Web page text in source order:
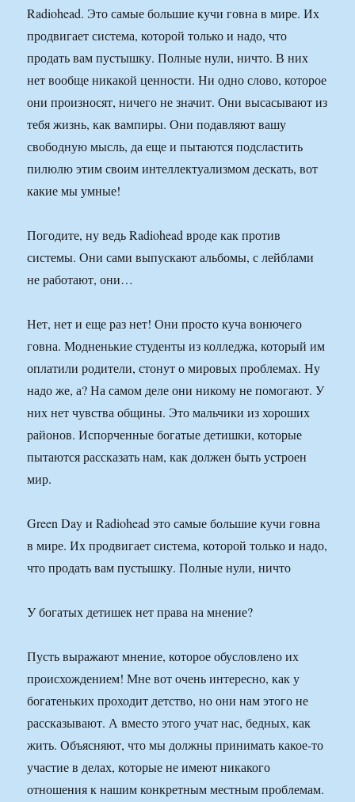
Radiohead. Это самые большие кучи говна в мире. Их
продвигает система, которой только и надо, что
продать вам пустышку. Полные нули, ничто. В них
нет вообще никакой ценности. Ни одно слово, которое
они произносят, ничего не значит. Они высасывают из
тебя жизнь, как вампиры. Они подавляют вашу
свободную мысль, да еще и пытаются подсластить
пилюлю этим своим интеллектуализмом дескать, вот
какие мы умные!
Погодите, ну ведь Radiohead вроде как против
системы. Они сами выпускают альбомы, с лейблами
не работают, они…
Нет, нет и еще раз нет! Они просто куча вонючего
говна. Модненькие студенты из колледжа, который им
оплатили родители, стонут о мировых проблемах. Ну
надо же, а? На самом деле они никому не помогают. У
них нет чувства общины. Это мальчики из хороших
районов. Испорченные богатые детишки, которые
пытаются рассказать нам, как должен быть устроен
мир.
Green Day и Radiohead это самые большие кучи говна
в мире. Их продвигает система, которой только и надо,
что продать вам пустышку. Полные нули, ничто
У богатых детишек нет права на мнение?
Пусть выражают мнение, которое обусловлено их
происхождением! Мне вот очень интересно, как у
богатеньких проходит детство, но они нам этого не
рассказывают. А вместо этого учат нас, бедных, как
жить. Объясняют, что мы должны принимать какое-то
участие в делах, которые не имеют никакого
отношения к нашим конкретным местным проблемам.